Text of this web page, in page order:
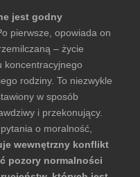
jest godny
pierwsze, opowiada on
– życie
koncentracyjnego
rodziny. To niezwykle
w sposób
i przekonujący.
o moralność,
wewnętrzny konflikt
pozory normalności